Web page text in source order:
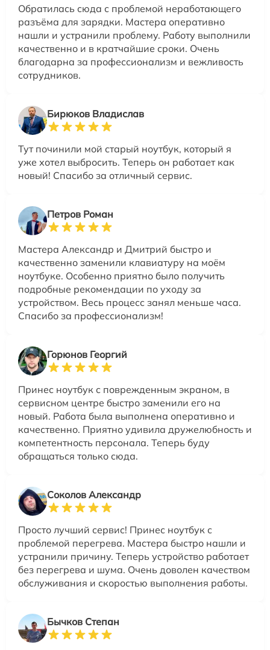
Обратилась сюда с проблемой неработающего
разъёма для зарядки. Мастера оперативно
нашли и устранили проблему. Работу выполнили
качественно и в кратчайшие сроки. Очень
благодарна за профессионализм и вежливость
сотрудников.
Бирюков Владислав
Тут починили мой старый ноутбук, который я
уже хотел выбросить. Теперь он работает как
новый! Спасибо за отличный сервис.
Петров Роман
Мастера Александр и Дмитрий быстро и
качественно заменили клавиатуру на моём
ноутбуке. Особенно приятно было получить
подробные рекомендации по уходу за
устройством. Весь процесс занял меньше часа.
Спасибо за профессионализм!
Горюнов Георгий
Принес ноутбук с поврежденным экраном, в
сервисном центре быстро заменили его на
новый. Работа была выполнена оперативно и
качественно. Приятно удивила дружелюбность и
компетентность персонала. Теперь буду
обращаться только сюда.
Соколов Александр
Просто лучший сервис! Принес ноутбук с
проблемой перегрева. Мастера быстро нашли и
устранили причину. Теперь устройство работает
без перегрева и шума. Очень доволен качеством
обслуживания и скоростью выполнения работы.
Бычков Степан